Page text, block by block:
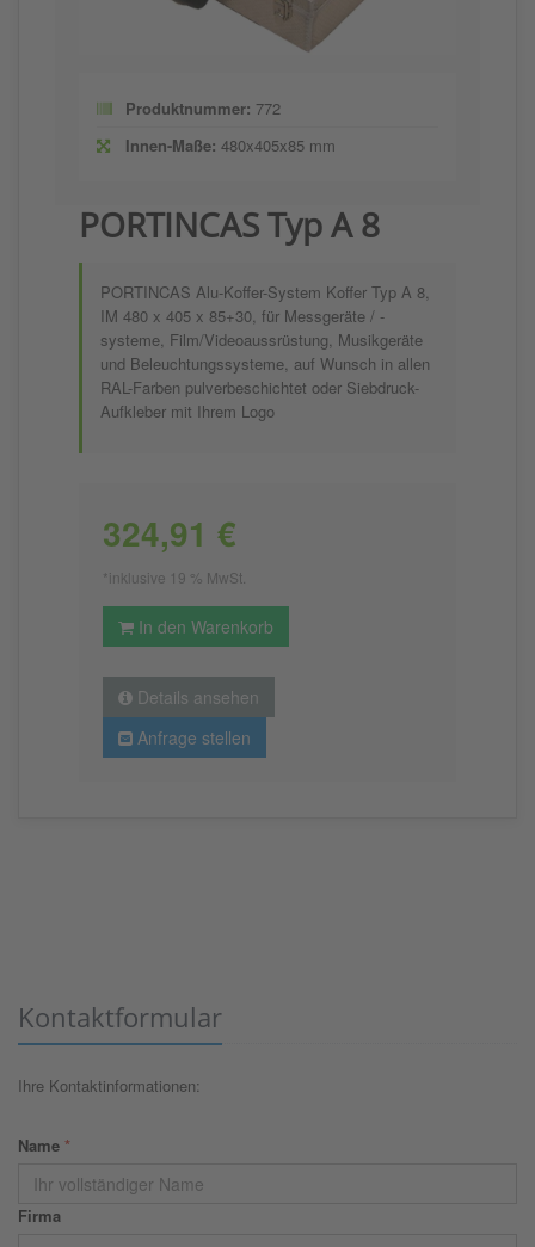
Produktnummer: 772
Innen-Maße: 480x405x85 mm
PORTINCAS Typ A 8
PORTINCAS Alu-Koffer-System Koffer Typ A 8,
IM 480 x 405 x 85+30, für Messgeräte / -
systeme, Film/Videoaussrüstung, Musikgeräte
und Beleuchtungssysteme, auf Wunsch in allen
RAL-Farben pulverbeschichtet oder Siebdruck-
Aufkleber mit Ihrem Logo
324,91 €
*inklusive 19 % MwSt.
In den Warenkorb
Details ansehen
Anfrage stellen
Kontaktformular
Ihre Kontaktinformationen:
Name *
Firma